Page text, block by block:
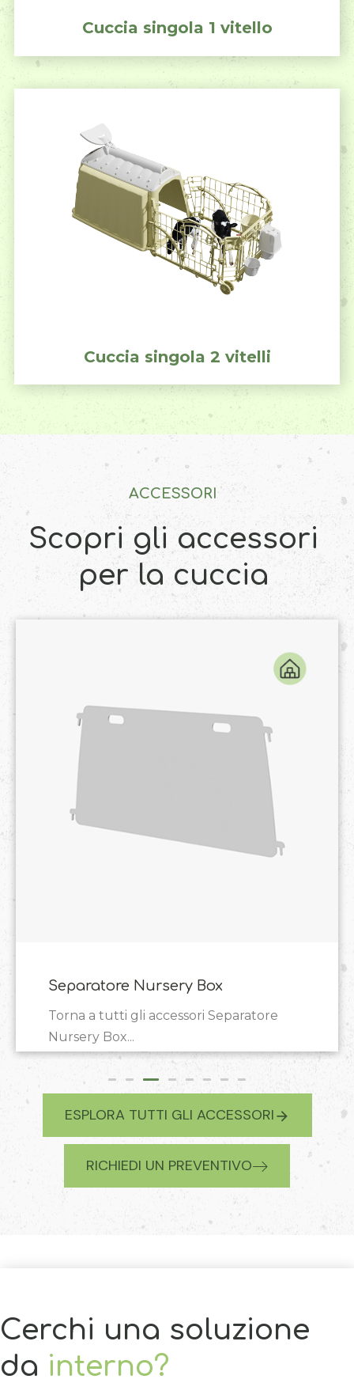
Cuccia singola 1 vitello
Cuccia singola 2 vitelli
ACCESSORI
Scopri gli accessori
per la cuccia
Lampada a infrarossi
Torna a tutti gli accessori Lampada a...
ESPLORA TUTTI GLI ACCESSORI
RICHIEDI UN PREVENTIVO
Cerchi una soluzione
da interno?